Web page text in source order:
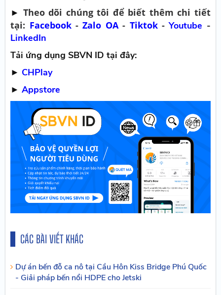
► Theo dõi chúng tôi để biết thêm chi tiết
tại: Facebook-Zalo OA- Tiktok- Youtube -
LinkedIn
Tải ứng dụng SBVN ID tại đây:
► CHPlay
►Appstore
CÁC BÀI VIẾT KHÁC
Dự án bến đỗ ca nô tại Cầu Hôn Kiss Bridge Phú Quốc
- Giải pháp bến nổi HDPE cho Jetski